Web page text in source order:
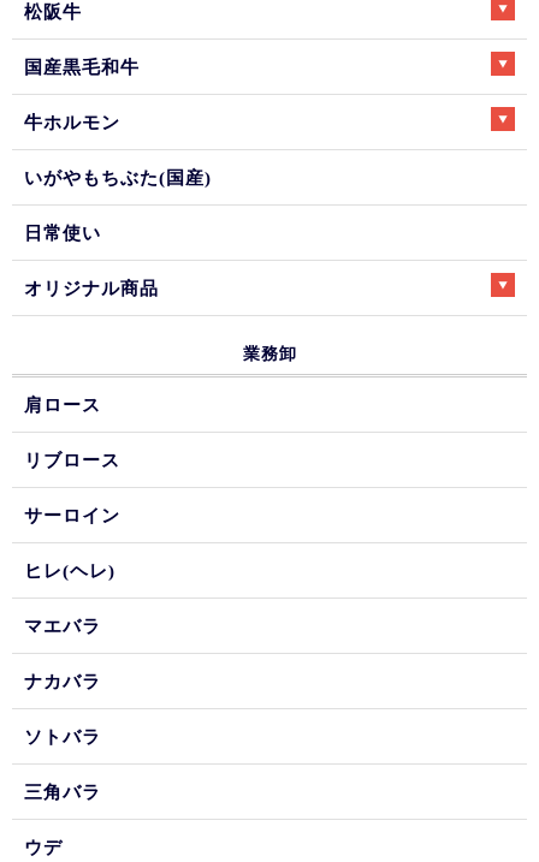
松阪牛
国産黒毛和牛
牛ホルモン
いがやもちぶた(国産)
日常使い
オリジナル商品
業務卸
肩ロース
リブロース
サーロイン
ヒレ(ヘレ)
マエバラ
ナカバラ
ソトバラ
三角バラ
ウデ